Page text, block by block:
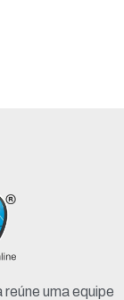
uma equipe